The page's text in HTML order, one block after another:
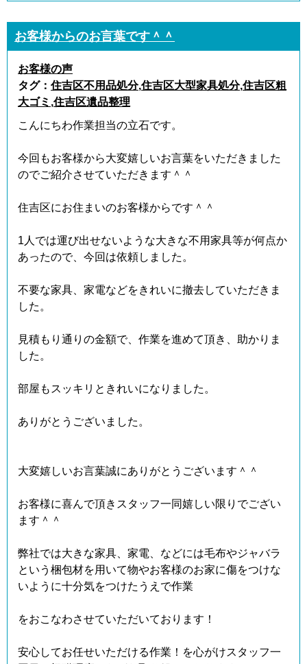
お客様からのお言葉です＾＾
お客様の声
タグ： 住吉区不用品処分,住吉区大型家具処分,住吉区粗
大ゴミ ,住吉区遺品整理
こんにちわ作業担当の立石です。
今回もお客様から大変嬉しいお言葉をいただきました
のでご紹介させていただきます＾＾
住吉区にお住まいのお客様からです＾＾
1人では運び出せないような大きな不用家具等が何点か
あったので、今回は依頼しました。
不要な家具、家電などをきれいに撤去していただきま
した。
見積もり通りの金額で、作業を進めて頂き、助かりま
した。
部屋もスッキリときれいになりました。
ありがとうございました。
大変嬉しいお言葉誠にありがとうございます＾＾
お客様に喜んで頂きスタッフ一同嬉しい限りでござい
ます＾＾
弊社では大きな家具、家電、などには毛布やジャバラ
という梱包材を用いて物やお客様のお家に傷をつけな
いように十分気をつけたうえで作業
をおこなわさせていただいております！
安心してお任せいただける作業！を心がけスタッフ一